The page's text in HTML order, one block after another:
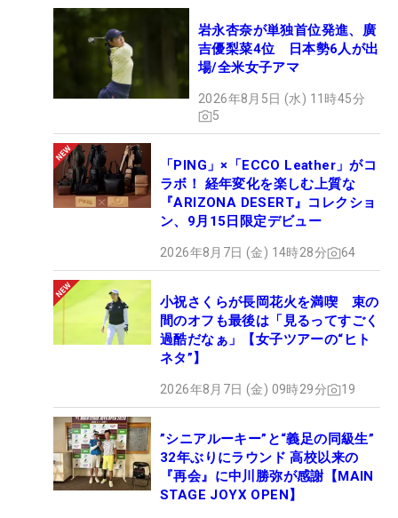
岩永杏奈が単独首位発進、廣
吉優梨菜4位 日本勢6人が出
場/全米女子アマ
2026年8月5日 (水) 11時45分
5
「PING」×「ECCO Leather」がコ
ラボ！ 経年変化を楽しむ上質な
『ARIZONA DESERT』コレクショ
ン、9月15日限定デビュー
2026年8月7日 (金) 14時28分 64
小祝さくらが長岡花火を満喫 束の
間のオフも最後は「見るってすごく
過酷だなぁ」【女子ツアーの“ヒト
ネタ”】
2026年8月7日 (金) 09時29分 19
”シニアルーキー”と“義足の同級生”
32年ぶりにラウンド 高校以来の
『再会』に中川勝弥が感謝【MAIN
STAGE JOYX OPEN】